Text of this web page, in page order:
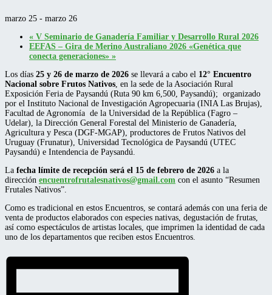
marzo 25 - marzo 26
« V Seminario de Ganadería Familiar y Desarrollo Rural 2026
EEFAS – Gira de Merino Australiano 2026 «Genética que
conecta generaciones» »
Los días 25 y 26 de marzo de 2026 se llevará a cabo el 12° Encuentro
Nacional sobre Frutos Nativos , en la sede de la Asociación Rural
Exposición Feria de Paysandú (Ruta 90 km 6,500, Paysandú); organizado
por el Instituto Nacional de Investigación Agropecuaria (INIA Las Brujas),
Facultad de Agronomía de la Universidad de la República (Fagro –
Udelar), la Dirección General Forestal del Ministerio de Ganadería,
Agricultura y Pesca (DGF-MGAP), productores de Frutos Nativos del
Uruguay (Frunatur), Universidad Tecnológica de Paysandú (UTEC
Paysandú) e Intendencia de Paysandú.
La fecha límite de recepción será el 15 de febrero de 2026 a la
dirección encuentrofrutalesnativos@gmail.com con el asunto “Resumen
Frutales Nativos”.
Como es tradicional en estos Encuentros, se contará además con una feria de
venta de productos elaborados con especies nativas, degustación de frutas,
así como espectáculos de artistas locales, que imprimen la identidad de cada
uno de los departamentos que reciben estos Encuentros.